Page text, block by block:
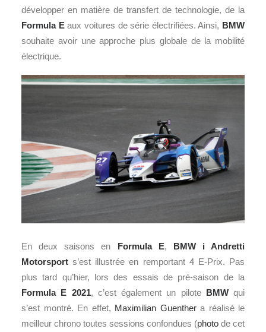
développer en matière de transfert de technologie, de la
Formula Eaux voitures de série électrifiées. Ainsi, BMW
souhaite avoir une approche plus globale de la mobilité
électrique.
En deux saisons en Formula E, BMW i Andretti
Motorsport s’est illustrée en remportant 4 E-Prix. Pas
plus tard qu’hier, lors des essais de pré-saison de la
Formula E 2021, c’est également un pilote BMWqui
s’est montré. En effet, Maximilian Guenthera réalisé le
meilleur chrono toutes sessions confondues (photo de cet